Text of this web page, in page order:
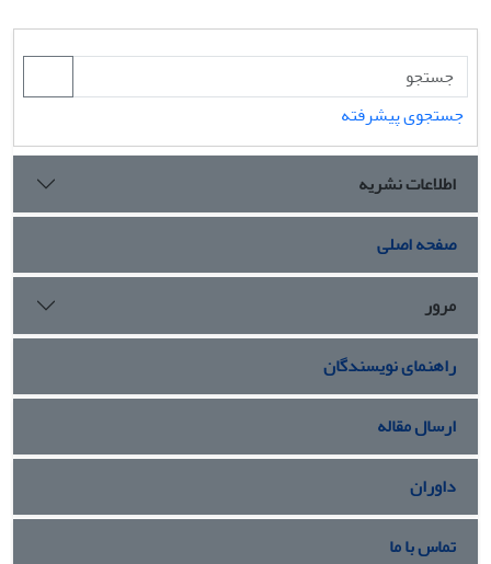
جستجوی پیشرفته
اطلاعات نشریه
صفحه اصلی
مرور
راهنمای نویسندگان
ارسال مقاله
داوران
تماس با ما